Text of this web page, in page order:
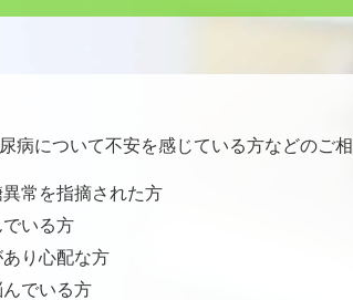
病について不安を感じている方などのご相
常を指摘された方
いる方
り心配な方
でいる方